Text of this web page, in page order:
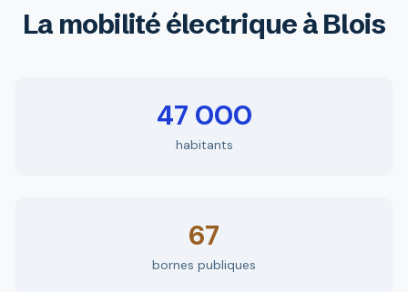
La mobilité électrique à Blois
47 000
habitants
67
bornes publiques